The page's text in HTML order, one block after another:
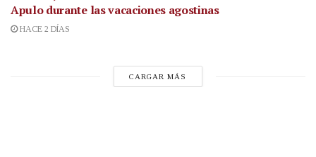
Apulo durante las vacaciones agostinas
HACE 2 DÍAS
CARGAR MÁS